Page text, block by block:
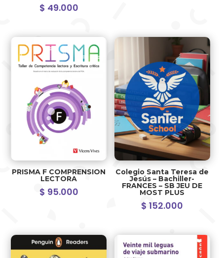
$ 49.000
PRISMA F COMPRENSION
LECTORA
$ 95.000
Colegio Santa Teresa de
Jesús – Bachiller-
FRANCES – SB JEU DE
MOST PLUS
$ 152.000